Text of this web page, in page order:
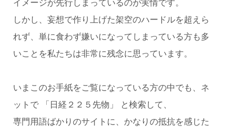
イメージが先行しまっているのが実情です。
しかし、妄想で作り上げた架空のハードルを超えら
れず、単に食わず嫌いになってしまっている方も多
いことを私たちは非常に残念に思っています。
いまこのお手紙をご覧になっている方の中でも、ネ
ットで 「日経２２５先物」 と検索して、
専門用語ばかりのサイトに、かなりの抵抗を感じた